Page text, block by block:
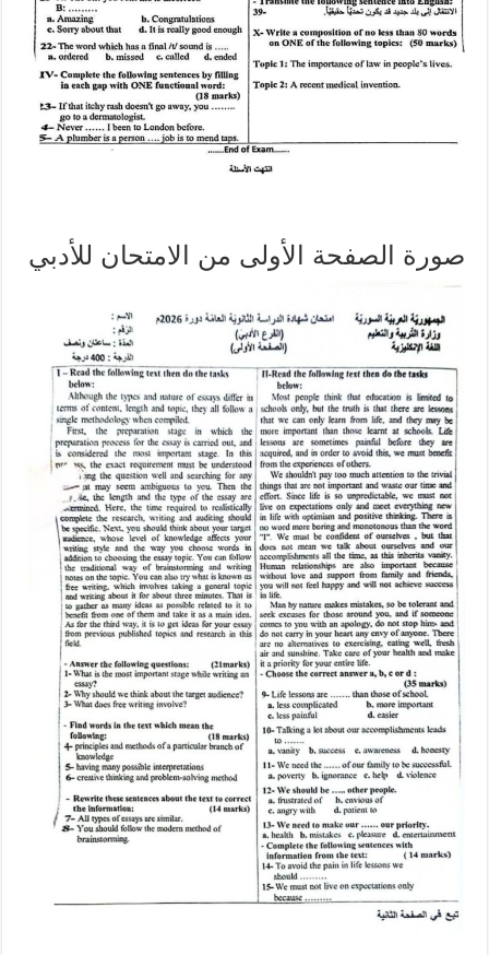
صورة الصفحة الأولى من الامتحان للأدبي